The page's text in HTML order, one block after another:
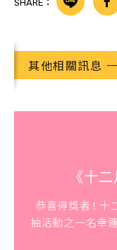
SHARE：
其他相關訊息
《十
恭喜得獎者 ! 十
抽活動之一名幸